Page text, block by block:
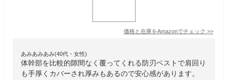
価格と在庫をAmazonでチェック >>
あみあみあみ(40代・女性)
体幹部を比較的隙間なく覆ってくれる防刃ベストで肩回り
も手厚くカバーされ厚みもあるので安心感があります。